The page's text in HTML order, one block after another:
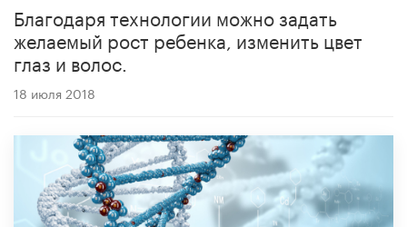
​Благодаря технологии можно задать
желаемый рост ребенка, изменить цвет
глаз и волос.
18 июля 2018